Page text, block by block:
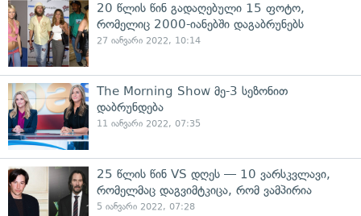
20 წლის წინ გადაღებული 15 ფოტო,
რომელიც 2000-იანებში დაგაბრუნებს
27 იანვარი 2022, 10:14
The Morning Show მე-3 სეზონით
დაბრუნდება
11 იანვარი 2022, 07:35
25 წლის წინ VS დღეს — 10 ვარსკვლავი,
რომელმაც დაგვიმტკიცა, რომ ვამპირია
5 იანვარი 2022, 07:28